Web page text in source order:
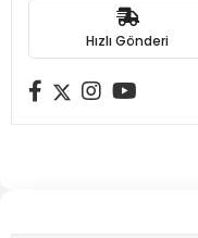
Hızlı Gönderi